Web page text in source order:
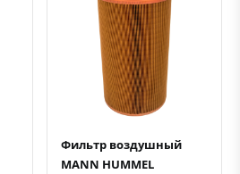
в избранное Быстрый просмотрДобавить к сравнению
Добавить в избранное
Фильтр воздушный
MANN HUMMEL